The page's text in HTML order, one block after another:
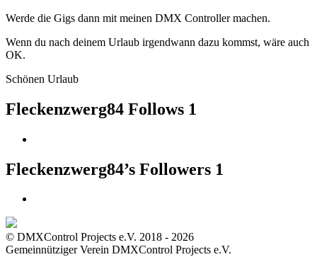
Werde die Gigs dann mit meinen DMX Controller machen.
Wenn du nach deinem Urlaub irgendwann dazu kommst, wäre auch
OK.
Schönen Urlaub
Fleckenzwerg84 Follows 1
Fleckenzwerg84’s Followers 1
© DMXControl Projects e.V. 2018 - 2026
Gemeinnütziger Verein DMXControl Projects e.V.